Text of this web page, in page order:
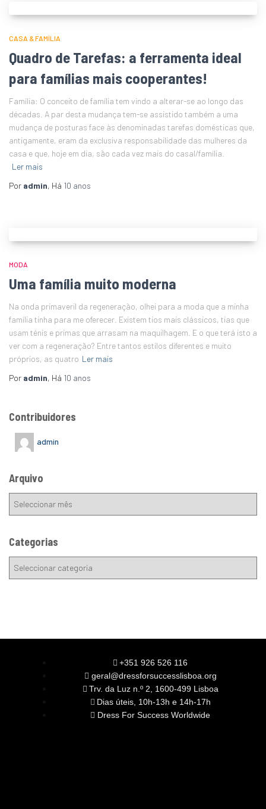
CASA & FAMÍLIA
Quadro de Tarefas: a ferramenta ideal
para famílias mais cooperantes!
Família: O conceito de família tem vindo a alterar-se ao longo das
décadas. A par desta mudança tem-se assistido também a uma
mudança de posturas face às denominadas tarefas domésticas que,
antigamente, eram da exclusiva responsabilidade das mulheres da
casa e que, hoje em dia, são cada vez mais do casal/família.
Ler mais
Por admin, Há 10 anos
MODA
Uma família muito moderna
Na onda primaveril da regeneração, olhei para a moda que a minha
família tinha para me oferecer. Existem tios mais clássicos, tias que
usam ténis e primas que arrasam na maquilhagem. E o que terá isto a
ver com a regeneração? Entre tantos estilos diferentes e muito
próprios, as quatro Ler mais
Por admin, Há 10 anos
Contribuidores
admin
Arquivo
Categorias
+351 926 526 116
geral@dressforsuccesslisboa.org
Trv. da Luz n.º 2, 1600-499 Lisboa
Dias úteis, 10h-13h e 14h-17h
Dress For Success Worldwide